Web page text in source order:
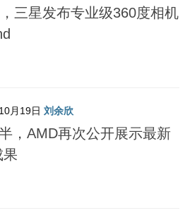
三星发布专业级360度相机
月19日 刘余欣
，AMD再次公开展示最新
果